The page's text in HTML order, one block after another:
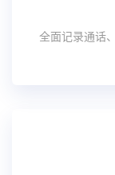
全面记录通话